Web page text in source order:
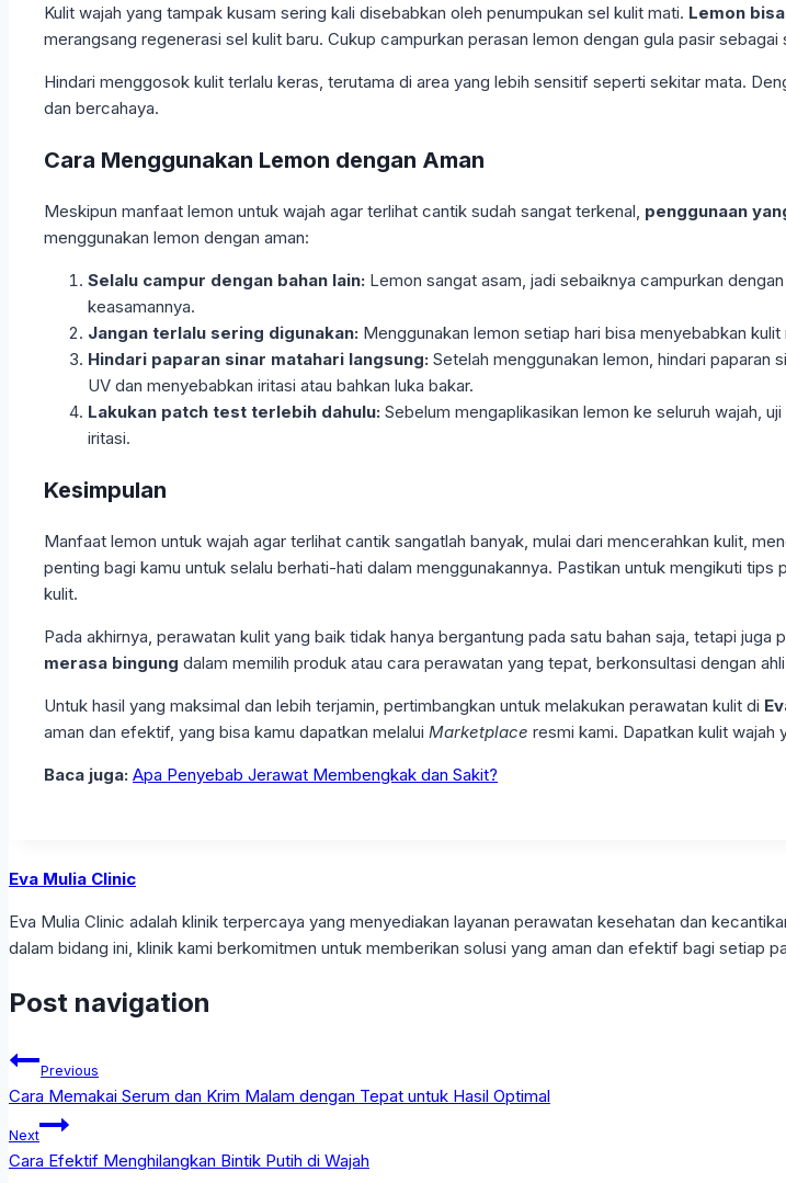
Kulit wajah yang tampak kusam sering kali disebabkan oleh penumpukan sel kulit mati. Lemon
merangsang regenerasi sel kulit baru. Cukup campurkan perasan lemon dengan gula pasir
Hindari menggosok kulit terlalu keras, terutama di area yang lebih sensitif seperti sekitar mata.
dan bercahaya.
Cara Menggunakan Lemon dengan Aman
Meskipun manfaat lemon untuk wajah agar terlihat cantik sudah sangat terkenal, penggunaan
menggunakan lemon dengan aman:
Selalu campur dengan bahan lain: Lemon sangat asam, jadi sebaiknya campurkan
keasamannya.
Jangan terlalu sering digunakan: Menggunakan lemon setiap hari bisa menyebabkan
Hindari paparan sinar matahari langsung: Setelah menggunakan lemon, hindari paparan
UV dan menyebabkan iritasi atau bahkan luka bakar.
Lakukan patch test terlebih dahulu: Sebelum mengaplikasikan lemon ke seluruh wajah,
iritasi.
Kesimpulan
Manfaat lemon untuk wajah agar terlihat cantik sangatlah banyak, mulai dari mencerahkan kulit,
penting bagi kamu untuk selalu berhati-hati dalam menggunakannya. Pastikan untuk mengikuti
kulit.
Pada akhirnya, perawatan kulit yang baik tidak hanya bergantung pada satu bahan saja, tetapi
merasa bingung dalam memilih produk atau cara perawatan yang tepat, berkonsultasi dengan
Untuk hasil yang maksimal dan lebih terjamin, pertimbangkan untuk melakukan perawatan kulit di
aman dan efektif, yang bisa kamu dapatkan melalui Marketplace resmi kami. Dapatkan kulit
Baca juga: Apa Penyebab Jerawat Membengkak dan Sakit?
Eva Mulia Clinic
Eva Mulia Clinic adalah klinik terpercaya yang menyediakan layanan perawatan kesehatan dan
dalam bidang ini, klinik kami berkomitmen untuk memberikan solusi yang aman dan efektif bagi setiap
Post navigation
Previous
Cara Memakai Serum dan Krim Malam dengan Tepat untuk Hasil Optimal
Next
Cara Efektif Menghilangkan Bintik Putih di Wajah